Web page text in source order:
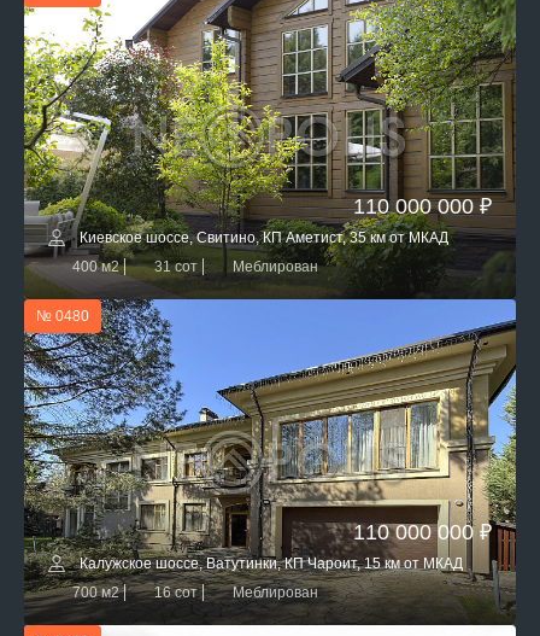
110 000 000 ₽
Киевское шоссе, Свитино, КП Аметист, 35 км от МКАД
400 м2
31 сот Меблирован
№ 0480
110 000 000 ₽
Калужское шоссе, Ватутинки, КП Чароит, 15 км от МКАД
700 м2
16 сот Меблирован